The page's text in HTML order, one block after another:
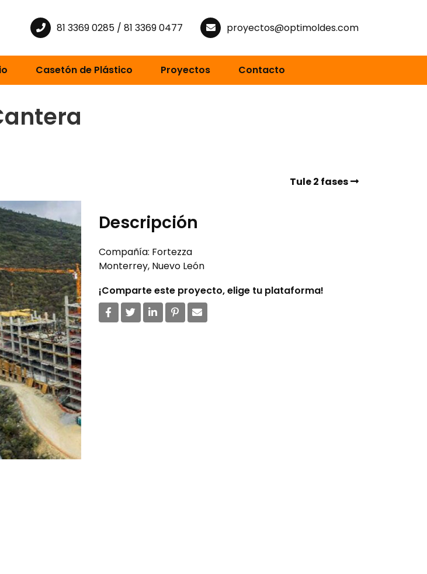
81 3369 0285 / 81 3369 0477 proyectos@optimoldes.com
Casetón de Plástico Proyectos Contacto
Tule 2 fases
Descripción
Compañía: Fortezza
Monterrey, Nuevo León
¡Comparte este proyecto, elige tu plataforma!